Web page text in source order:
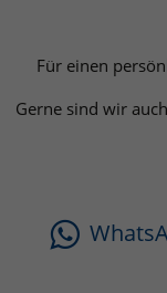
Für einen
Gerne sind wir